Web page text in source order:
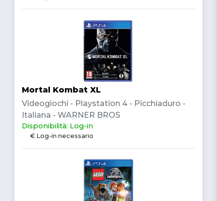
Mortal Kombat XL
Videogiochi - Playstation 4 - Picchiaduro -
Italiana - WARNER BROS
Disponibilità: Log-in
€ Log-in necessario